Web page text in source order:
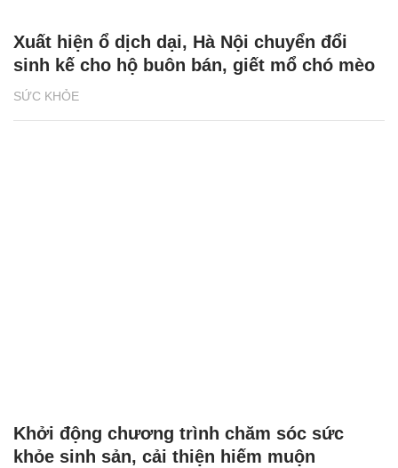
SỨC KHỎE
Xuất hiện ổ dịch dại, Hà Nội chuyển đổi
sinh kế cho hộ buôn bán, giết mổ chó mèo
Khởi động chương trình chăm sóc sức
khỏe sinh sản, cải thiện hiếm muộn